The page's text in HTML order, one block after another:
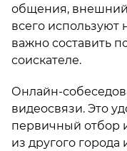
общения,
всего используют
важно составить
соискателе.
Онлайн-
видеосвязи. Это
первичный отбор
из другого